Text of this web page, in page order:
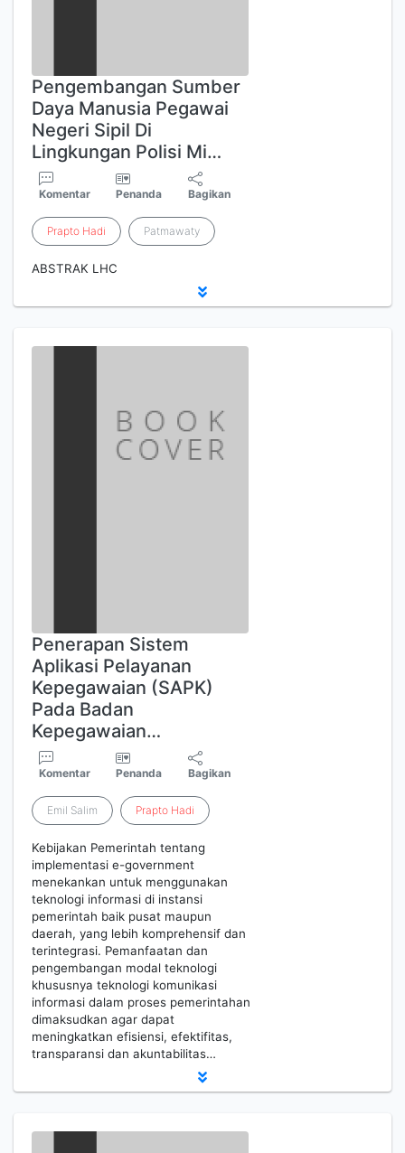
Pengembangan Sumber
Daya Manusia Pegawai
Negeri Sipil Di
Lingkungan Polisi Mi…
Komentar Penanda Bagikan
Prapto Hadi Patmawaty
ABSTRAK LHC
Penerapan Sistem
Aplikasi Pelayanan
Kepegawaian (SAPK)
Pada Badan
Kepegawaian…
Komentar Penanda Bagikan
Emil Salim Prapto Hadi
Kebijakan Pemerintah tentang
implementasi e-government
menekankan untuk menggunakan
teknologi informasi di instansi
pemerintah baik pusat maupun
daerah, yang lebih komprehensif dan
terintegrasi. Pemanfaatan dan
pengembangan modal teknologi
khususnya teknologi komunikasi
informasi dalam proses pemerintahan
dimaksudkan agar dapat
meningkatkan efisiensi, efektifitas,
transparansi dan akuntabilitas…